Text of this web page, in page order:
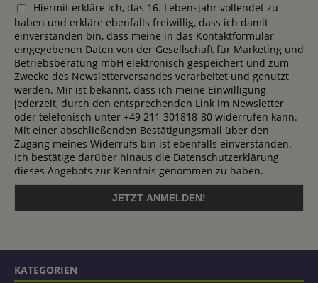
Hiermit erkläre ich, das 16. Lebensjahr vollendet zu
haben und erkläre ebenfalls freiwillig, dass ich damit
einverstanden bin, dass meine in das Kontaktformular
eingegebenen Daten von der Gesellschaft für Marketing und
Betriebsberatung mbH elektronisch gespeichert und zum
Zwecke des Newsletterversandes verarbeitet und genutzt
werden. Mir ist bekannt, dass ich meine Einwilligung
jederzeit, durch den entsprechenden Link im Newsletter
oder telefonisch unter +49 211 301818-80 widerrufen kann.
Mit einer abschließenden Bestätigungsmail über den
Zugang meines Widerrufs bin ist ebenfalls einverstanden.
Ich bestätige darüber hinaus die Datenschutzerklärung
dieses Angebots zur Kenntnis genommen zu haben.
KATEGORIEN